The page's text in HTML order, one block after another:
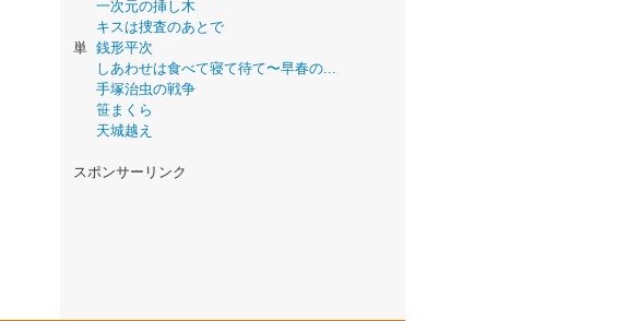
一次元の挿し木
キスは捜査のあとで
単 銭形平次
しあわせは食べて寝て待て〜早春の...
手塚治虫の戦争
笹まくら
天城越え
スポンサーリンク